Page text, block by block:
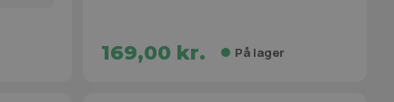
169,00 kr. På lager